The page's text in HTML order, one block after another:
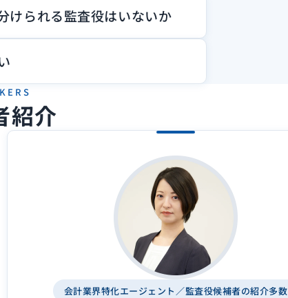
けられる監査役はいないか
紹介
会計業界特化エージェント／監査役候補者の紹介多数